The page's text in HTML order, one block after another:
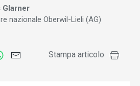
Glarner
nazionale Oberwil-Lieli (AG)
Stampa articolo